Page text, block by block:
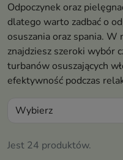
Odpoczynek oraz
dlatego warto zadbać o
osuszania oraz spania.
znajdziesz szeroki wybór
turbanów osuszających
efektywność podczas
Jest 24 produktów.
Wybierz